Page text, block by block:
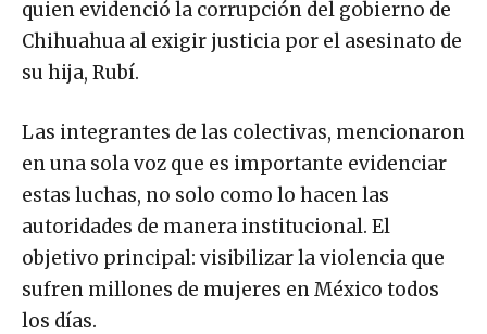
quien evidenció la corrupción del gobierno de
Chihuahua al exigir justicia por el asesinato de
su hija, Rubí.
Las integrantes de las colectivas, mencionaron
en una sola voz que es importante evidenciar
estas luchas, no solo como lo hacen las
autoridades de manera institucional. El
objetivo principal: visibilizar la violencia que
sufren millones de mujeres en México todos
los días.